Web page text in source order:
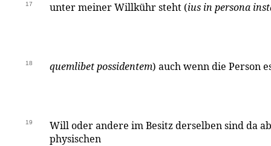
17 unter meiner Willkühr steht (ius in persona
18 quemlibet possidentem) auch wenn die Person
19
Will oder andere im Besitz derselben sind da
physischen